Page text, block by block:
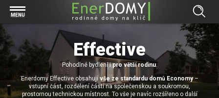
MENU
Prohlížet vše v kategorii Bungalovy
Concept
Exclusive
Effective
Economy
Prohlížet vše v kategorii Projekty
Individuální projekty
Typové řešení
Prohlížet vše v kategorii Technologie
Základová deska
Prohlížet vše v kategorii Kontakt
Effective
Pohodlné bydlení ipro větší rodinu.
Enerdomy Effective obsahují vše ze standardu domů Economy–
vstupní část, rozdělení částí na společenskou a soukromou,
prostornou technickou místnost. To vše je navíc rozšířeno o další